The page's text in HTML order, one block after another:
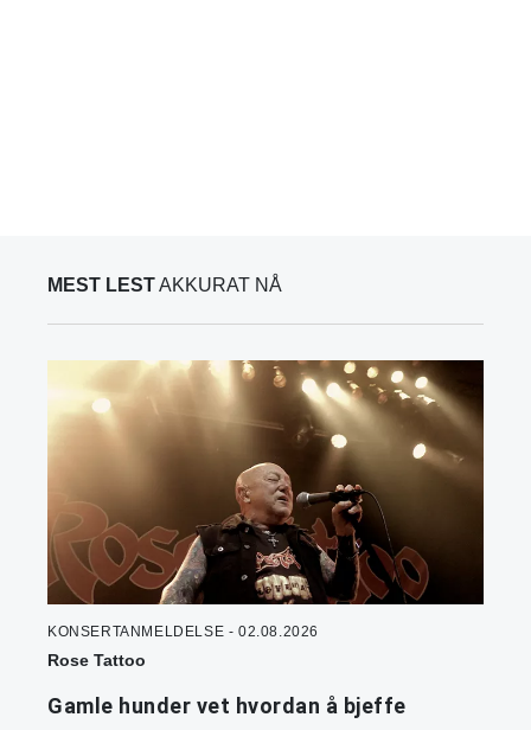
MEST LESTAKKURAT NÅ
KONSERTANMELDELSE - 02.08.2026
Rose Tattoo
Gamle hunder vet hvordan å bjeffe